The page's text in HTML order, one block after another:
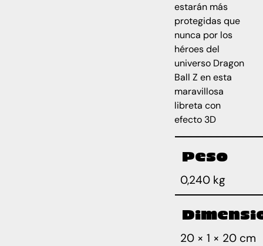
estarán más
protegidas que
nunca por los
héroes del
universo Dragon
Ball Z en esta
maravillosa
libreta con
efecto 3D
Peso
0,240 kg
20 × 1 × 20 cm